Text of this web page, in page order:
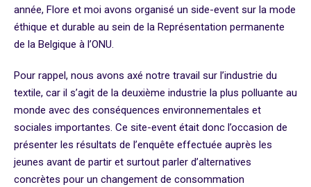
année, Flore et moi avons organisé un side-event sur la mode
éthique et durable au sein de la Représentation permanente
de la Belgique à l’ONU.
Pour rappel, nous avons axé notre travail sur l’industrie du
textile, car il s’agit de la deuxième industrie la plus polluante au
monde avec des conséquences environnementales et
sociales importantes. Ce site-event était donc l’occasion de
présenter les résultats de l’enquête effectuée auprès les
jeunes avant de partir et surtout parler d’alternatives
concrètes pour un changement de consommation